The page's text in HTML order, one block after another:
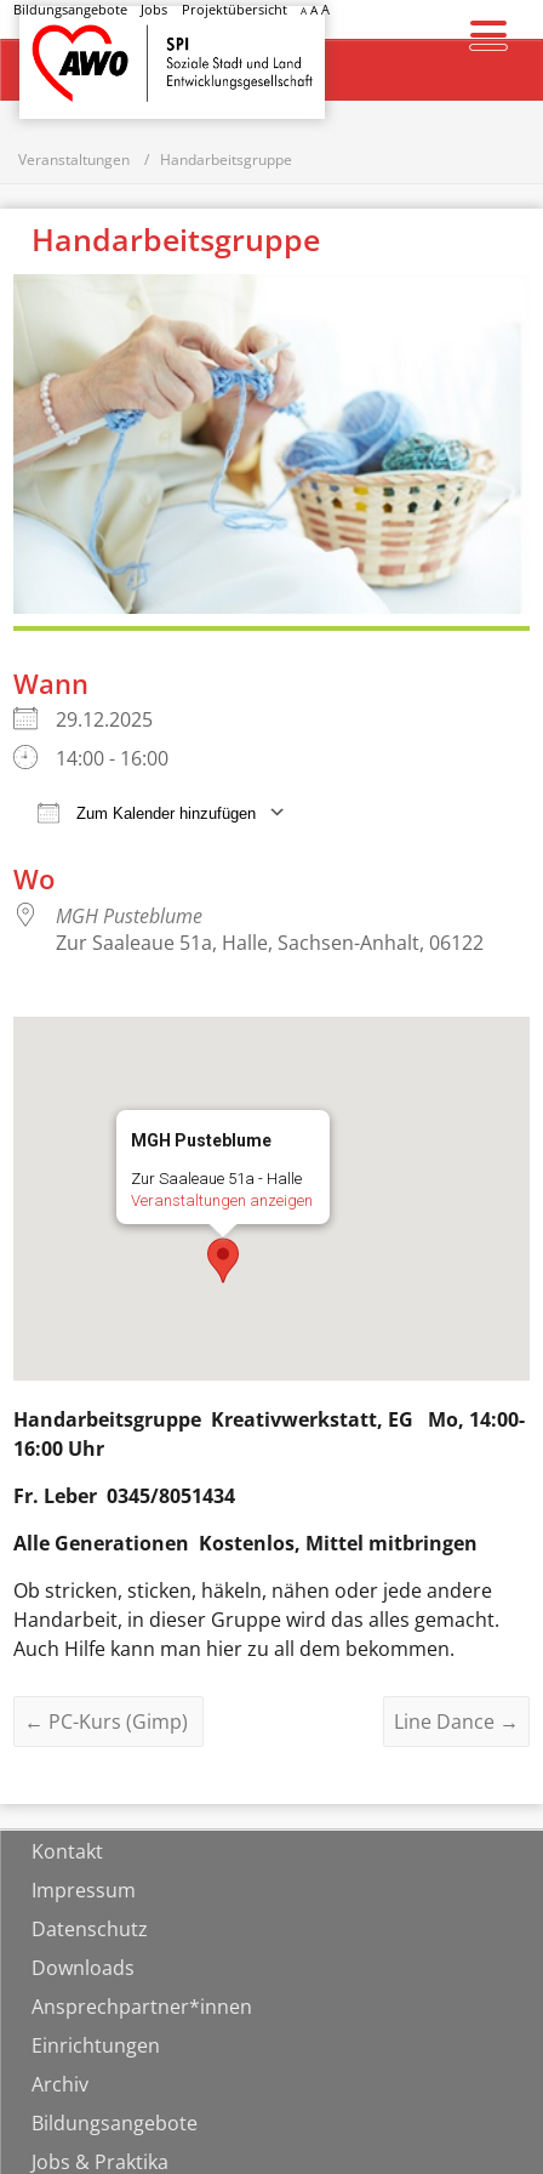
Bildungsangebote Jobs Projektübersicht A AA
Startseite
Veranstaltungen Handarbeitsgruppe
Handarbeitsgruppe
Wann
29.12.2025
14:00 - 16:00
Zum Kalender hinzufügen
Wo
MGH Pusteblume
Zur Saaleaue 51a, Halle, Sachsen-Anhalt, 06122
MGH Pusteblume
Zur Saaleaue 51a - Halle
Veranstaltungen anzeigen
Handarbeitsgruppe Kreativwerkstatt, EG Mo, 14:00-
16:00 Uhr
Fr. Leber 0345/8051434
Alle Generationen Kostenlos, Mittel mitbringen
Ob stricken, sticken, häkeln, nähen oder jede andere
Handarbeit, in dieser Gruppe wird das alles gemacht.
Auch Hilfe kann man hier zu all dem bekommen.
← PC-Kurs (Gimp) Line Dance →
Kontakt
Impressum
Datenschutz
Downloads
Ansprechpartner*innen
Einrichtungen
Archiv
Bildungsangebote
Jobs & Praktika